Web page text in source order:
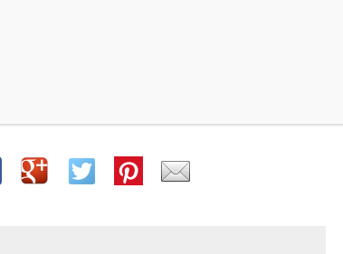
és egyéb időjárási körülmények,
volt összefüggés. Bár a magasabb
kismértékben növelték a derékfájdalom
olyan kicsi volt, hogy valószínűleg nincs hatással